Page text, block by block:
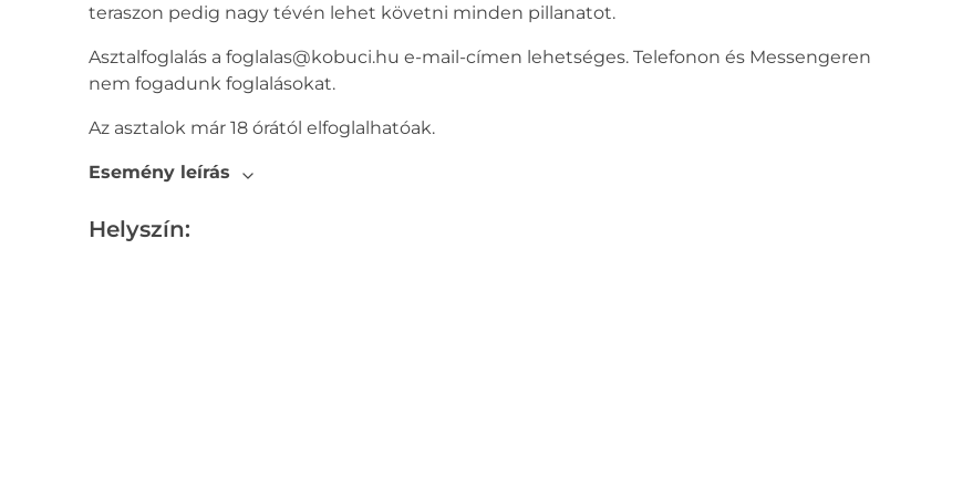
teraszon pedig nagy tévén lehet követni minden pillanatot.
Asztalfoglalás a foglalas@kobuci.hu e-mail-címen lehetséges. Telefonon és Messengeren
nem fogadunk foglalásokat.
Az asztalok már 18 órától elfoglalhatóak.
Esemény leírás
Helyszín: